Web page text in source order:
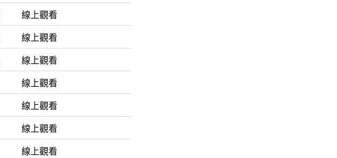
線上觀看
線上觀看
線上觀看
線上觀看
線上觀看
線上觀看
線上觀看